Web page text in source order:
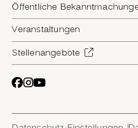
Öffentliche
Veranstaltungen
Stellenangebote